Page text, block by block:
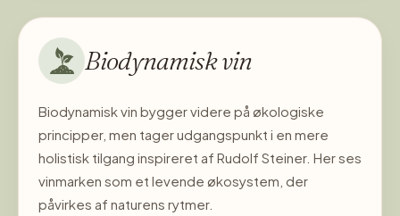
Biodynamisk vin
Biodynamisk vin bygger videre på økologiske
principper, men tager udgangspunkt i en mere
holistisk tilgang inspireret af Rudolf Steiner. Her ses
vinmarken som et levende økosystem, der
påvirkes af naturens rytmer.